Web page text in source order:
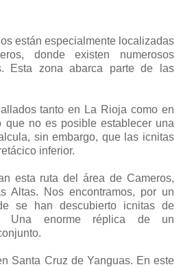
están especialmente localizadas
donde existen numerosos
Esta zona abarca parte de las
tanto en La Rioja como en
que no es posible establecer una
sin embargo, que las icnitas
inferior.
esta ruta del área de Cameros,
Altas. Nos encontramos, por un
se han descubierto icnitas de
Una enorme réplica de un
Santa Cruz de Yanguas. En este